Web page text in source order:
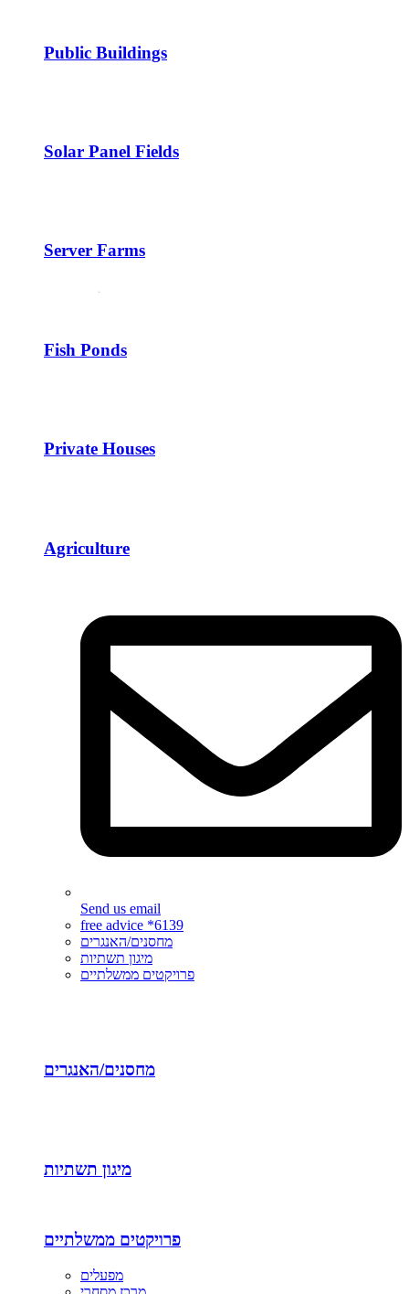
Public Buildings
Solar Panel Fields
Server Farms
Fish Ponds
Private Houses
Agriculture
Send us email
free advice *6139
מחסנים/האנגרים
מיגון תשתיות
פרויקטים ממשלתיים
מחסנים/האנגרים
מיגון תשתיות
פרויקטים ממשלתיים
מפעלים